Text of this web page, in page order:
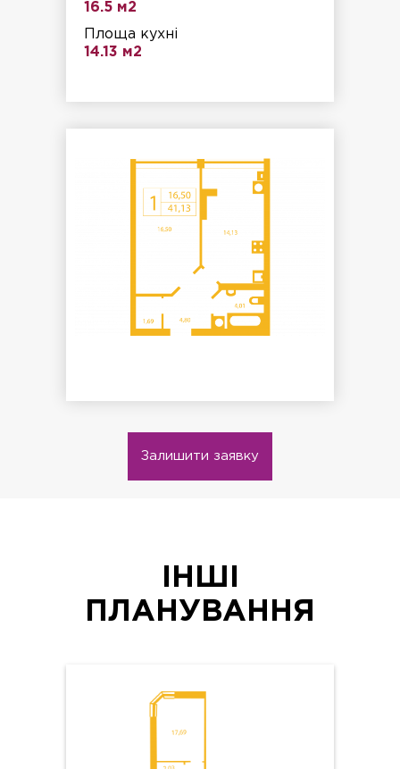
16.5 м2
Площа кухні
14.13 м2
Залишити заявку
ІНШІ
ПЛАНУВАННЯ